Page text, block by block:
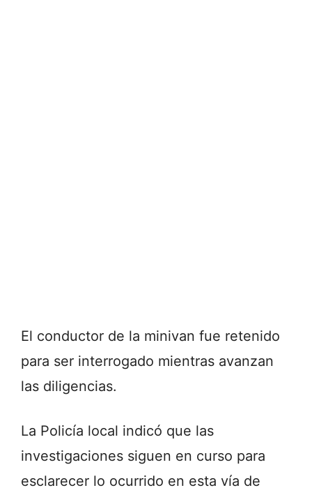
El conductor de la minivan fue retenido
para ser interrogado mientras avanzan
las diligencias.
La Policía local indicó que las
investigaciones siguen en curso para
esclarecer lo ocurrido en esta vía de